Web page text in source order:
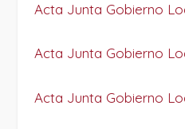
Acta Junta Gobierno
Acta Junta Gobierno
Acta Junta Gobierno